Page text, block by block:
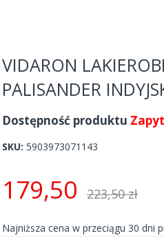
VIDARON
PALISANDER
Dostępność produktu
SKU 5903973071143
179,50 223,50 zł
Najniższa cena w przeciągu 30 dni